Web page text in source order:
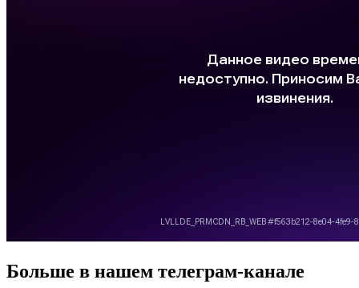
Больше в нашем телеграм-канале